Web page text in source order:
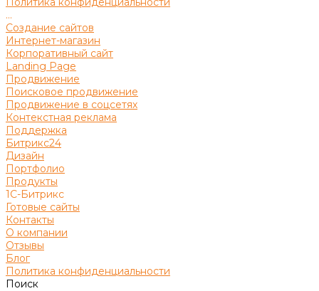
...
Создание сайтов
Интернет-магазин
Корпоративный сайт
Landing Page
Продвижение
Поисковое продвижение
Продвижение в соцсетях
Контекстная реклама
Поддержка
Битрикс24
Дизайн
Портфолио
Продукты
1С-Битрикс
Готовые сайты
Контакты
О компании
Отзывы
Блог
Политика конфиденциальности
Поиск